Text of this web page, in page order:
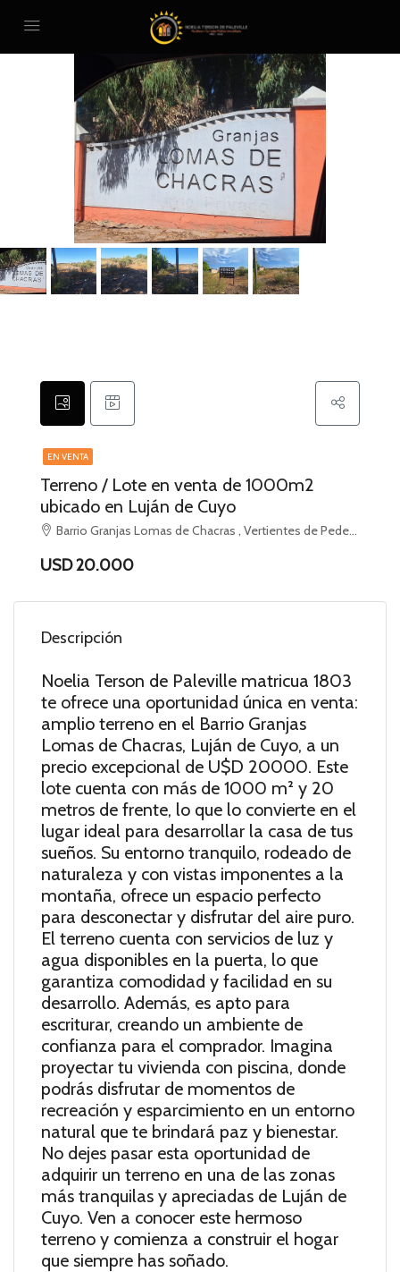
EN VENTA
Terreno / Lote en venta de 1000m2
ubicado en Luján de Cuyo
Barrio Granjas Lomas de Chacras , Vertientes de Pedemonte, Luján de Cuyo, Luján de Cuyo
USD 20.000
Descripción
Noelia Terson de Paleville matricua 1803
te ofrece una oportunidad única en venta:
amplio terreno en el Barrio Granjas
Lomas de Chacras, Luján de Cuyo, a un
precio excepcional de U$D 20000. Este
lote cuenta con más de 1000 m² y 20
metros de frente, lo que lo convierte en el
lugar ideal para desarrollar la casa de tus
sueños. Su entorno tranquilo, rodeado de
naturaleza y con vistas imponentes a la
montaña, ofrece un espacio perfecto
para desconectar y disfrutar del aire puro.
El terreno cuenta con servicios de luz y
agua disponibles en la puerta, lo que
garantiza comodidad y facilidad en su
desarrollo. Además, es apto para
escriturar, creando un ambiente de
confianza para el comprador. Imagina
proyectar tu vivienda con piscina, donde
podrás disfrutar de momentos de
recreación y esparcimiento en un entorno
natural que te brindará paz y bienestar.
No dejes pasar esta oportunidad de
adquirir un terreno en una de las zonas
más tranquilas y apreciadas de Luján de
Cuyo. Ven a conocer este hermoso
terreno y comienza a construir el hogar
que siempre has soñado.